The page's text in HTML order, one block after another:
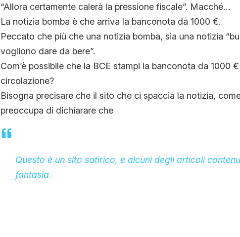
“Allora certamente calerà la pressione fiscale”. Macché…
La notizia bomba è che arriva la banconota da 1000 €.
Peccato che più che una notizia bomba, sia una notizia
vogliono dare da bere”.
Com’è possibile che la BCE stampi la banconota da 1000
circolazione?
Bisogna precisare che il sito che ci spaccia la notizia,
preoccupa di dichiarare che
Questo è un sito satirico, e alcuni degli articoli
fantasia.